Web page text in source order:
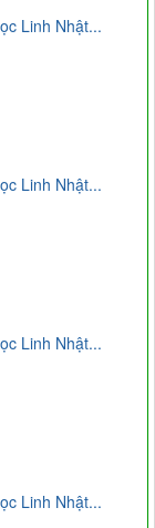
Linh Nhật...
Linh Nhật...
Linh Nhật...
Linh Nhật...